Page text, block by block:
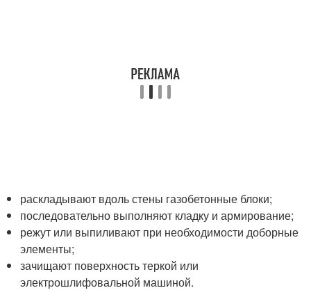
раскладывают вдоль стены газобетонные блоки;
последовательно выполняют кладку и армирование;
режут или выпиливают при необходимости доборные
элементы;
зачищают поверхность теркой или
электрошлифовальной машиной.